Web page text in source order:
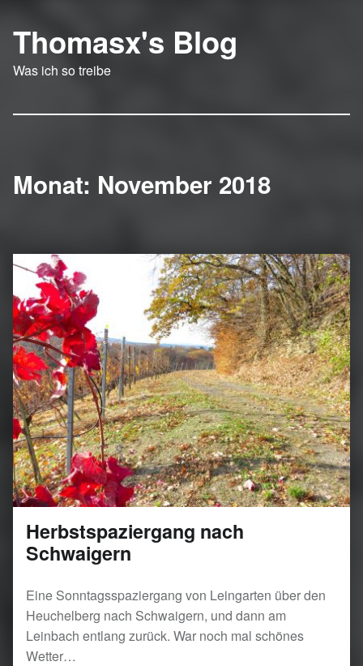
Thomasx's Blog
Was ich so treibe
Monat: November 2018
Herbstspaziergang nach
Schwaigern
Eine Sonntagsspaziergang von Leingarten über den
Heuchelberg nach Schwaigern, und dann am
Leinbach entlang zurück. War noch mal schönes
Wetter…